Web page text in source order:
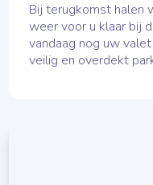
Bij terugkomst halen
weer voor u klaar bij
vandaag nog uw
veilig en overdekt